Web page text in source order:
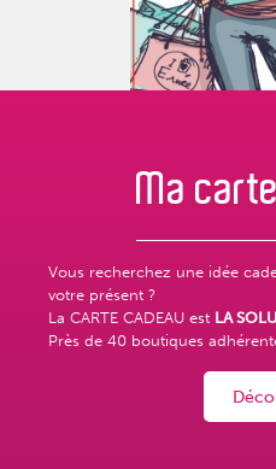
Ma carte
Vous recherchez une idée
votre présent ?
La CARTE CADEAU est LA
Près de 40 boutiques